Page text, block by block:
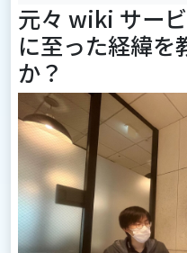
元々 wiki サー
に至った経緯を
か？